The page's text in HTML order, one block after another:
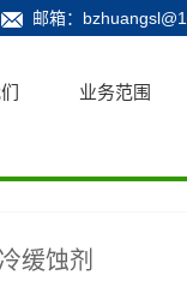
邮箱：
业务范围
缓蚀剂